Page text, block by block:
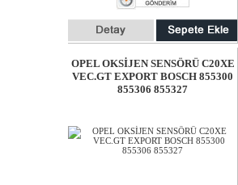
OPEL OKSİJEN SENSÖRÜ C20XE
VEC.GT EXPORT BOSCH 855300
855306 855327